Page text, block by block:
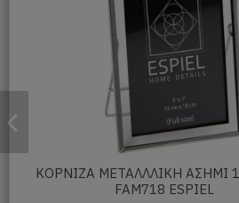
ΚΟΡΝΙΖΑ ΜΕΤΑΛΛΛΙΚΗ ΑΣΗΜΙ
FAM718 ESPIEL